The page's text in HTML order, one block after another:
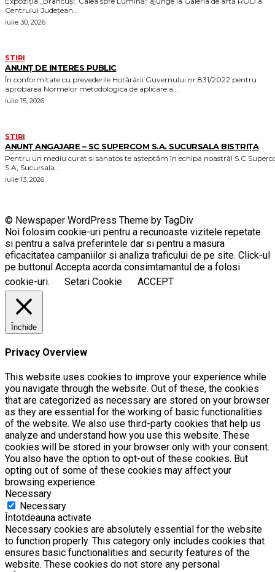
Centrului Județean...
iulie 30, 2026
STIRI
ANUNȚ DE INTERES PUBLIC
În conformitate cu prevederile Hotărârii Guvernului nr.831/2022 pentru
aprobarea Normelor metodologica de aplicare a...
iulie 15, 2026
STIRI
ANUNȚ ANGAJARE – SC SUPERCOM S.A. SUCURSALA BISTRIȚA
Pentru un mediu curat si sanatos te așteptăm în echipa noastră! S.C Supercom
S.A, Sucursala...
iulie 13, 2026
© Newspaper WordPress Theme by TagDiv
Noi folosim cookie-uri pentru a recunoaste vizitele repetate
si pentru a salva preferintele dar si pentru a masura
eficacitatea campaniilor si analiza traficului de pe site. Click-ul
pe buttonul Accepta acorda consimtamantul de a folosi
cookie-uri.
Setari Cookie ACCEPT
Închide
Privacy Overview
This website uses cookies to improve your experience while
you navigate through the website. Out of these, the cookies
that are categorized as necessary are stored on your browser
as they are essential for the working of basic functionalities
of the website. We also use third-party cookies that help us
analyze and understand how you use this website. These
cookies will be stored in your browser only with your consent.
You also have the option to opt-out of these cookies. But
opting out of some of these cookies may affect your
browsing experience.
Necessary
Necessary
Întotdeauna activate
Necessary cookies are absolutely essential for the website
to function properly. This category only includes cookies that
ensures basic functionalities and security features of the
website. These cookies do not store any personal